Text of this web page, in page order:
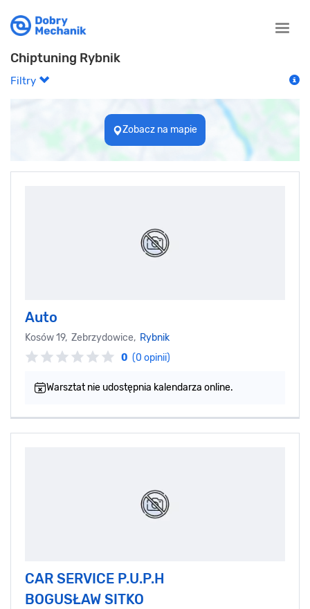
Toggle
Chiptuning Rybnik
Filtry
Zobacz na mapie
Auto
Kosów 19, Zebrzydowice, Rybnik
0 (0 opinii)
Warsztat nie udostępnia kalendarza online.
CAR SERVICE P.U.P.H
BOGUSŁAW SITKO